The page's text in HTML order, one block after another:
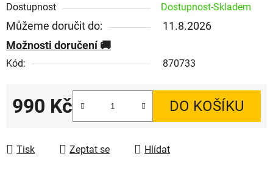
Dostupnost Dostupnost-Skladem
Můžeme doručit do:
11.8.2026
Možnosti doručení
Kód: 870733
990 Kč DO KOŠÍKU
Tisk Zeptat se Hlídat